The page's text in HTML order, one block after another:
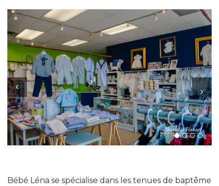
Previous
Next
Bébé Léna se spécialise dans les tenues de baptême